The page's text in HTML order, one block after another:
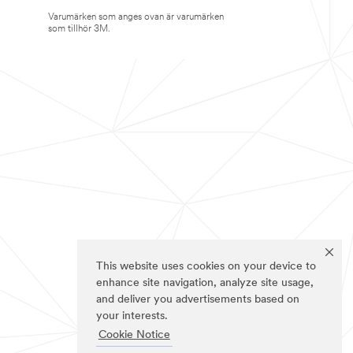
This website uses cookies on your device to
enhance site navigation, analyze site usage,
and deliver you advertisements based on
your interests.
Cookie Notice
Varumärken som anges ovan är varumärken
som tillhör 3M.